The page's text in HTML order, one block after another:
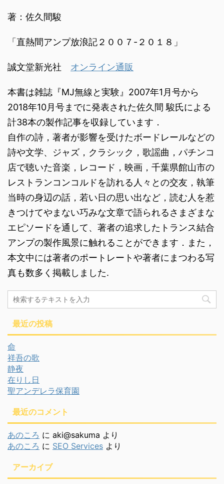
著：佐久間駿
「直熱間アンプ放浪記２００７-２０１８」
誠文堂新光社 オンライン通販
本書は雑誌『MJ無線と実験』2007年1月号から
2018年10月号までに発表された佐久間 駿氏による
計38本の製作記事を収録しています．
自作の詩，著者が影響を受けたボードレールなどの
詩や文学、ジャズ，クラシック，歌謡曲，パチンコ
店で聴いた音楽，レコード，映画，千葉県館山市の
レストランコンコルドを訪れる人々との交友，執筆
当時の身辺の話，若い日の思い出など，読む人を惹
きつけてやまない巧みな文章で語られるさまざまな
エピソードを通して、著者の追求したトランス結合
アンプの製作風景に触れることができます．また，
本文中には著者のポートレートや著者にまつわる写
真も数多く掲載しました.
最近の投稿
命
祥吾の歌
静夜
在りし日
聖アンデレラ保育園
最近のコメント
あのころ に aki@sakuma より
あのころ に SEO Services より
アーカイブ